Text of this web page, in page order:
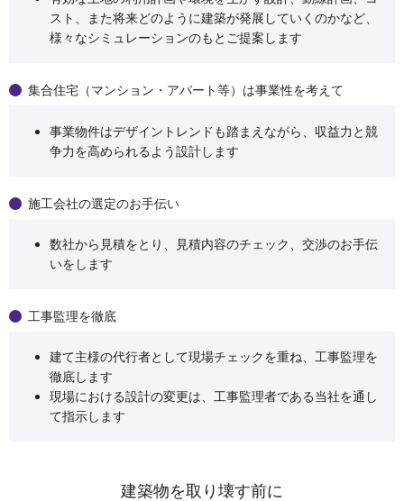
スト、また将来どのように建築が発展していくのかなど、
様々なシミュレーションのもとご提案します
集合住宅（マンション・アパート等）は事業性を考えて
事業物件はデザイントレンドも踏まえながら、収益力と競
争力を高められるよう設計します
施工会社の選定のお手伝い
数社から見積をとり、見積内容のチェック、交渉のお手伝
いをします
工事監理を徹底
建て主様の代行者として現場チェックを重ね、工事監理を
徹底します
現場における設計の変更は、工事監理者である当社を通し
て指示します
建築物を取り壊す前に